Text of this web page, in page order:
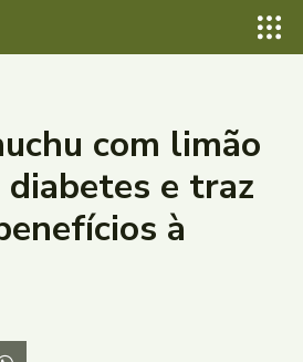
com limão
e traz
à